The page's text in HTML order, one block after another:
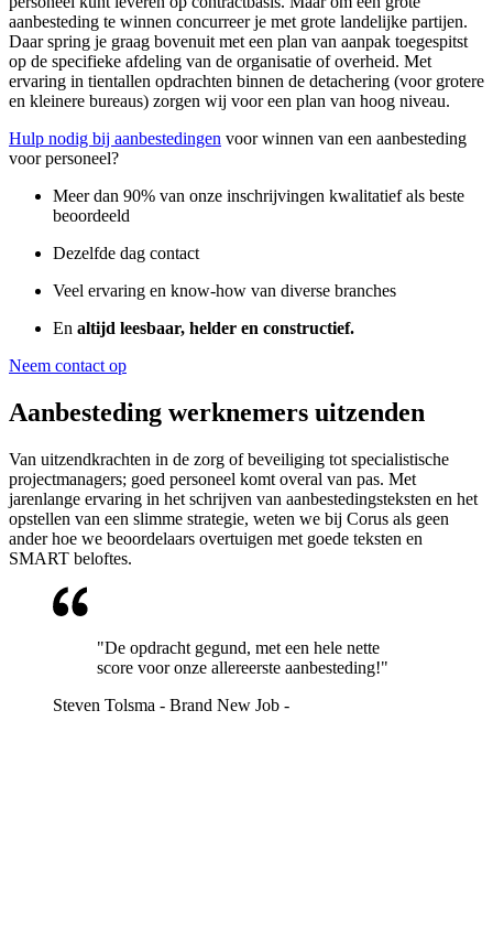
aanbesteding te winnen concurreer je met grote landelijke partijen.
Daar spring je graag bovenuit met een plan van aanpak toegespitst
op de specifieke afdeling van de organisatie of overheid. Met
ervaring in tientallen opdrachten binnen de detachering (voor grotere
en kleinere bureaus) zorgen wij voor een plan van hoog niveau.
Hulp nodig bij aanbestedingen voor winnen van een aanbesteding
voor personeel?
Meer dan 90% van onze inschrijvingen kwalitatief als beste
beoordeeld
Dezelfde dag contact
Veel ervaring en know-how van diverse branches
En altijd leesbaar, helder en constructief.
Neem contact op
Aanbesteding werknemers uitzenden
Van uitzendkrachten in de zorg of beveiliging tot specialistische
projectmanagers; goed personeel komt overal van pas. Met
jarenlange ervaring in het schrijven van aanbestedingsteksten en het
opstellen van een slimme strategie, weten we bij Corus als geen
ander hoe we beoordelaars overtuigen met goede teksten en
SMART beloftes.
"De opdracht gegund, met een hele nette
score voor onze allereerste aanbesteding!"
Steven Tolsma - Brand New Job -